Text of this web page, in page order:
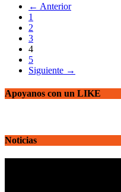
← Anterior
1
2
3
4
5
Siguiente →
Apoyanos con un LIKE
Noticias